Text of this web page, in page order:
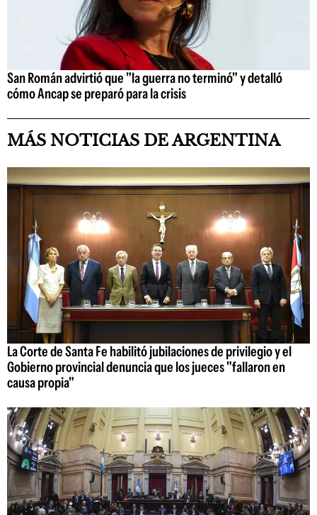
San Román advirtió que "la guerra no terminó" y detalló
cómo Ancap se preparó para la crisis
MÁS NOTICIAS DE ARGENTINA
La Corte de Santa Fe habilitó jubilaciones de privilegio y el
Gobierno provincial denuncia que los jueces "fallaron en
causa propia"